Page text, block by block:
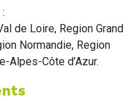
:
de Loire, Region Grand
Normandie, Region
Alpes-Côte d’Azur.